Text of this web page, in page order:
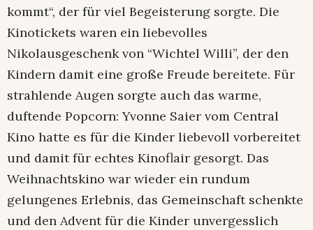
kommt“, der für viel Begeisterung sorgte. Die
Kinotickets waren ein liebevolles
Nikolausgeschenk von “Wichtel Willi”, der den
Kindern damit eine große Freude bereitete. Für
strahlende Augen sorgte auch das warme,
duftende Popcorn: Yvonne Saier vom Central
Kino hatte es für die Kinder liebevoll vorbereitet
und damit für echtes Kinoflair gesorgt. Das
Weihnachtskino war wieder ein rundum
gelungenes Erlebnis, das Gemeinschaft schenkte
und den Advent für die Kinder unvergesslich